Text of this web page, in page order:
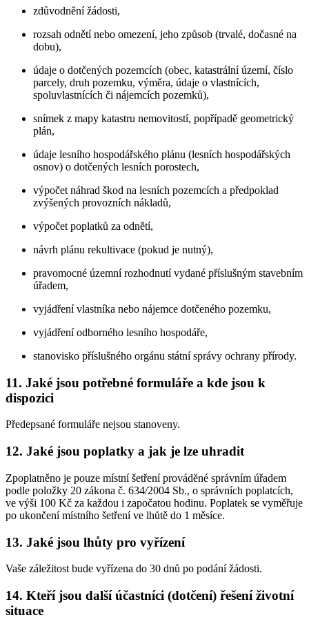
zdůvodnění žádosti,
rozsah odnětí nebo omezení, jeho způsob (trvalé, dočasné na
dobu),
údaje o dotčených pozemcích (obec, katastrální území, číslo
parcely, druh pozemku, výměra, údaje o vlastnících,
spoluvlastnících či nájemcích pozemků),
snímek z mapy katastru nemovitostí, popřípadě geometrický
plán,
údaje lesního hospodářského plánu (lesních hospodářských
osnov) o dotčených lesních porostech,
výpočet náhrad škod na lesních pozemcích a předpoklad
zvýšených provozních nákladů,
výpočet poplatků za odnětí,
návrh plánu rekultivace (pokud je nutný),
pravomocné územní rozhodnutí vydané příslušným stavebním
úřadem,
vyjádření vlastníka nebo nájemce dotčeného pozemku,
vyjádření odborného lesního hospodáře,
stanovisko příslušného orgánu státní správy ochrany přírody.
11. Jaké jsou potřebné formuláře a kde jsou k
dispozici
Předepsané formuláře nejsou stanoveny.
12. Jaké jsou poplatky a jak je lze uhradit
Zpoplatněno je pouze místní šetření prováděné správním úřadem
podle položky 20 zákona č. 634/2004 Sb., o správních poplatcích,
ve výši 100 Kč za každou i započatou hodinu. Poplatek se vyměřuje
po ukončení místního šetření ve lhůtě do 1 měsíce.
13. Jaké jsou lhůty pro vyřízení
Vaše záležitost bude vyřízena do 30 dnů po podání žádosti.
14. Kteří jsou další účastníci (dotčení) řešení životní
situace